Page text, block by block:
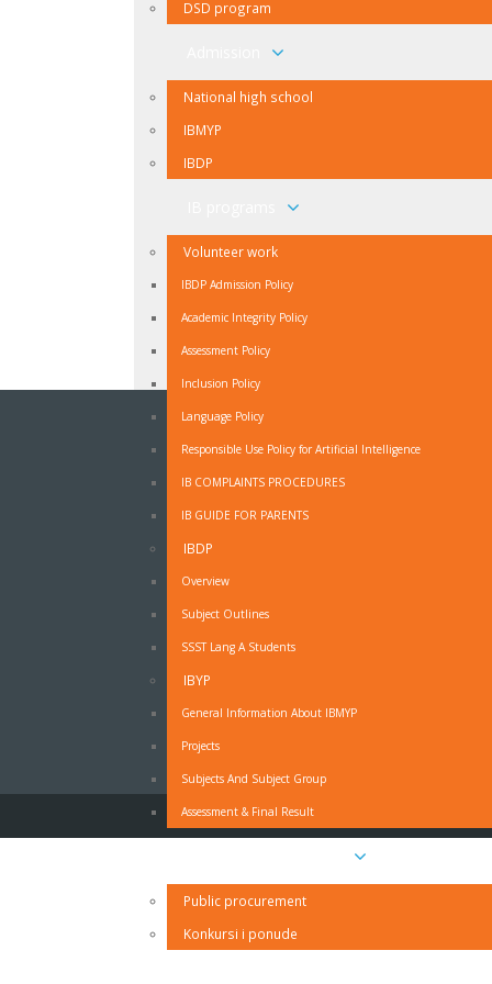
DSD program
National high school
IBMYP
IBDP
Volunteer work
IBDP Admission Policy
Academic Integrity Policy
Assessment Policy
Inclusion Policy
Language Policy
Responsible Use Policy for Artificial Intelligence
IB COMPLAINTS PROCEDURES
IB GUIDE FOR PARENTS
IBDP
Overview
Subject Outlines
SSST Lang A Students
IBYP
General Information About IBMYP
Projects
Subjects And Subject Group
Assessment & Final Result
Public procurement
Konkursi i ponude
NEWSLETTER
prijavite se na naš Newsletter.
OBRAZAC - MOLBA ZA ODSUSTVO SA
Obrazac - Molba za odsustvo sa nastave - PDF
Obrazac - Molba za odsustvo sa nastave - MS Word
IZJAVA RODITELJA O PRAVDANJU IZOSTANAKA